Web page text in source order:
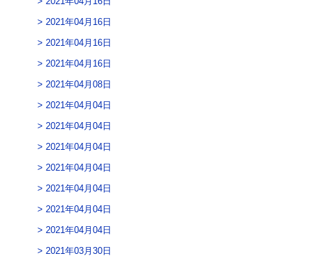
2021年04月16日
2021年04月16日
2021年04月16日
2021年04月08日
2021年04月04日
2021年04月04日
2021年04月04日
2021年04月04日
2021年04月04日
2021年04月04日
2021年04月04日
2021年03月30日